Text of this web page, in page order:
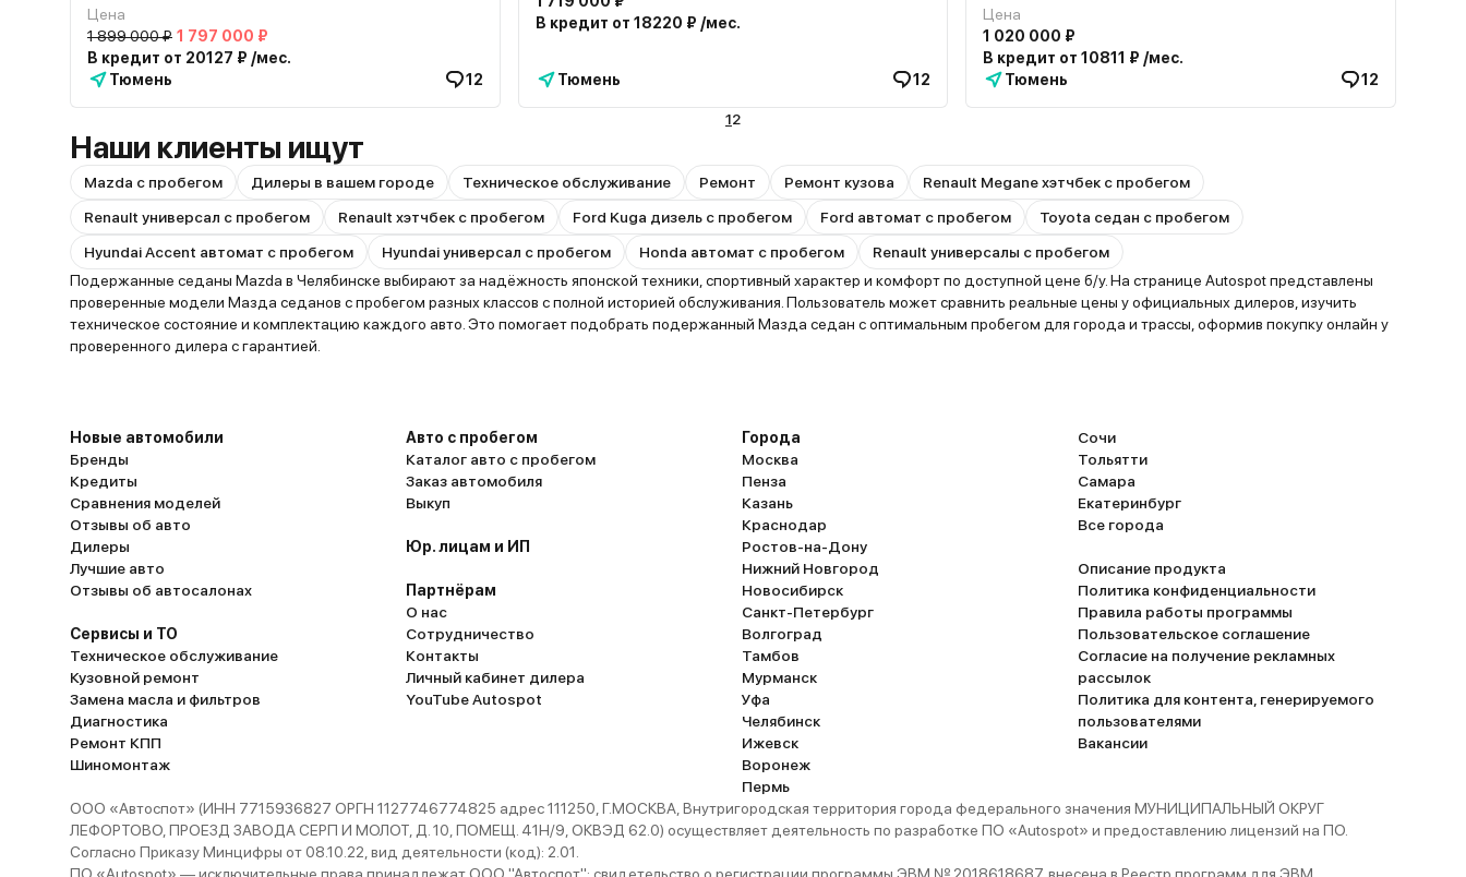
Цена
1 899 000 ₽ 1 797 000 ₽
В кредит от 20127 ₽ /мес.
Тюмень
12
В кредит от 18220 ₽ /мес.
Тюмень 12
Цена
1 020 000 ₽
В кредит от 10811 ₽ /мес.
Тюмень
12
12
Наши клиенты ищут
Mazda с пробегом Дилеры в вашем городе Техническое обслуживание Ремонт Ремонт кузова
Renault Megane хэтчбек с пробегом
Renault универсал с пробегом
Renault хэтчбек с пробегом Ford Kuga дизель с пробегом Ford автомат с пробегом
Toyota седан с пробегом
Hyundai Accent автомат с пробегом
Hyundai универсал с пробегом Honda автомат с пробегом
Renault универсалы с пробегом
Подержанные седаны Mazda в Челябинске выбирают за надёжность японской техники, спортивный характер и комфорт по доступной цене б/у. На странице Autospot представлены
проверенные модели Мазда седанов с пробегом разных классов с полной историей обслуживания. Пользователь может сравнить реальные цены у официальных дилеров, изучить
техническое состояние и комплектацию каждого авто. Это помогает подобрать подержанный Мазда седан с оптимальным пробегом для города и трассы, оформив покупку онлайн у
проверенного дилера с гарантией.
Новые автомобили
Бренды
Кредиты
Сравнения моделей
Отзывы об авто
Дилеры
Лучшие авто
Отзывы об автосалонах
Сервисы и ТО
Техническое обслуживание
Кузовной ремонт
Замена масла и фильтров
Диагностика
Ремонт КПП
Шиномонтаж
Авто с пробегом
Каталог авто с пробегом
Заказ автомобиля
Выкуп
Юр. лицам и ИП
Партнёрам
О нас
Сотрудничество
Контакты
Личный кабинет дилера
YouTube Autospot
Города
Москва
Пенза
Казань
Краснодар
Ростов-на-Дону
Нижний Новгород
Новосибирск
Санкт-Петербург
Волгоград
Тамбов
Мурманск
Уфа
Челябинск
Ижевск
Воронеж
Пермь
Сочи
Тольятти
Самара
Екатеринбург
Все города
Описание продукта
Политика конфиденциальности
Правила работы программы
Пользовательское соглашение
Согласие на получение рекламных
рассылок
Политика для контента, генерируемого
пользователями
Вакансии
ООО «Автоспот» (ИНН 7715936827 ОРГН 1127746774825 адрес 111250, Г.МОСКВА, Внутригородская территория города федерального значения МУНИЦИПАЛЬНЫЙ ОКРУГ
ЛЕФОРТОВО, ПРОЕЗД ЗАВОДА СЕРП И МОЛОТ, Д. 10, ПОМЕЩ. 41Н/9, ОКВЭД 62.0) осуществляет деятельность по разработке ПО «Autospot» и предоставлению лицензий на ПО.
Согласно Приказу Минцифры от 08.10.22, вид деятельности (код): 2.01.